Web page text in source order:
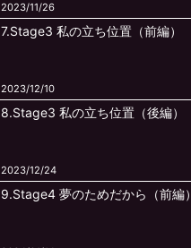
2023/11/26
7.Stage3 私の立ち位置（前編）
2023/12/10
8.Stage3 私の立ち位置（後編）
2023/12/24
9.Stage4 夢のためだから（前編）